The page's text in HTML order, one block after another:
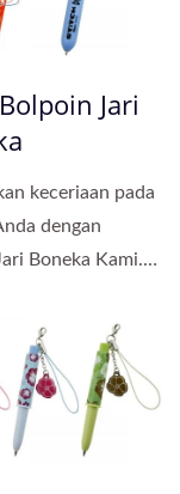
Jari
keceriaan pada
dengan
Boneka Kami.